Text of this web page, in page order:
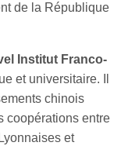
de la République
Institut Franco-
et universitaire. Il
chinois
coopérations entre
et